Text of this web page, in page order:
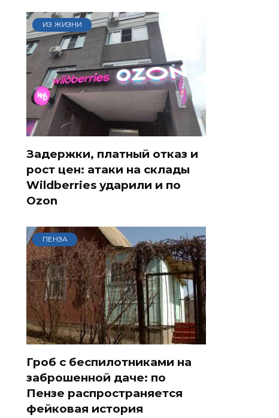
ИЗ ЖИЗНИ
Задержки, платный отказ и
рост цен: атаки на склады
Wildberries ударили и по
Ozon
ПЕНЗА
Гроб с беспилотниками на
заброшенной даче: по
Пензе распространяется
фейковая история